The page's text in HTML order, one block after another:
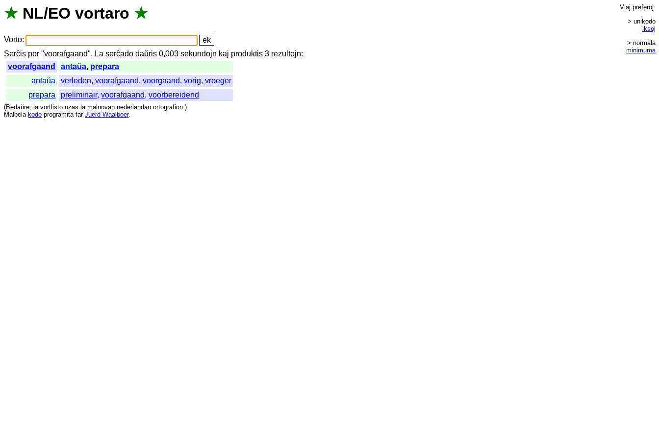
★ NL/EO vortaro ★
Vorto:
Serĉis por "voorafgaand". La serĉado daŭris 0,003sekundojn kaj produktis 3 rezultojn:
voorafgaand
antaŭa, prepara
antaŭa
verleden,voorafgaand,voorgaand,vorig,vroeger
prepara
preliminair,voorafgaand,voorbereidend
Viaj preferoj:
> unikodo
iksoj
> normala
minimuma
(Bedaŭre, la vortlisto uzas la malnovan nederlandan ortografion.)
Malbela kodo programita far Juerd Waalboer.